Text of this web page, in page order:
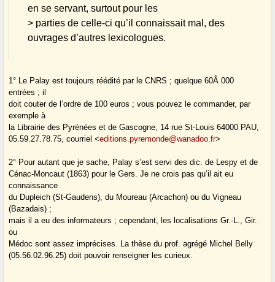
en se servant, surtout pour les
> parties de celle-ci qu’il connaissait mal, des
ouvrages d’autres lexicologues.
1° Le Palay est toujours réédité par le CNRS ; quelque 60Â 000
entrées ; il
doit couter de l’ordre de 100 euros ; vous pouvez le commander, par
exemple à
la Librairie des Pyrénées et de Gascogne, 14 rue St-Louis 64000 PAU,
05.59.27.78.75, courriel <editions.pyremonde@wanadoo.fr>
2° Pour autant que je sache, Palay s’est servi des dic. de Lespy et de
Cénac-Moncaut (1863) pour le Gers. Je ne crois pas qu’il ait eu
connaissance
du Dupleich (St-Gaudens), du Moureau (Arcachon) ou du Vigneau
(Bazadais) ;
mais il a eu des informateurs ; cependant, les localisations Gr.-L., Gir.
ou
Médoc sont assez imprécises. La thèse du prof. agrégé Michel Belly
(05.56.02.96.25) doit pouvoir renseigner les curieux.